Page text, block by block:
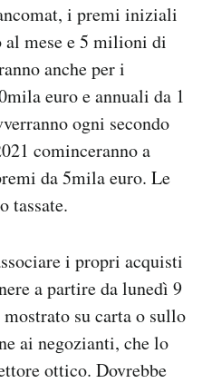
i premi iniziali
al mese e 5 milioni di
anche per i
euro e annuali da 1
ogni secondo
cominceranno a
da 5mila euro. Le
tassate.
i propri acquisti
a partire da lunedì 9
su carta o sullo
ai negozianti, che lo
ottico. Dovrebbe